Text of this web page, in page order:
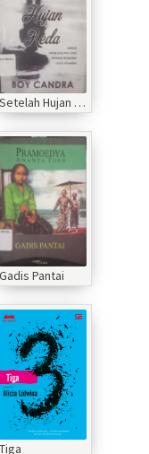
Setelah Hujan Reda
Gadis Pantai
Tiga